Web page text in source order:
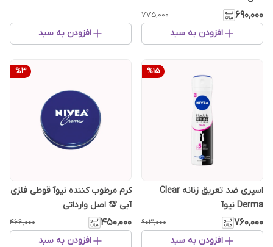
۶۹۰٬۰۰۰ ۷۷۵٬۰۰۰
افزودن به سبد افزودن به سبد
%15
اسپری ضد تعریق زنانه Clear
Derma نیوآ
۷۶۰٬۰۰۰ ۹۰۳٬۰۰۰
افزودن به سبد
%3
کرم مرطوب کننده نیوآ قوطی فلزی
آبی 💯 اصل وارداتی
۴۵۰٬۰۰۰ ۴۶۶٬۰۰۰
افزودن به سبد